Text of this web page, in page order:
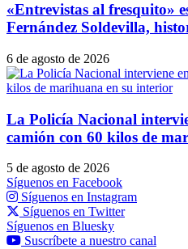
«Entrevistas al fresquito»
Fernández Soldevilla,
6 de agosto de 2026
La Policía Nacional
camión con 60 kilos de
5 de agosto de 2026
Síguenos en Facebook
Síguenos en Instagram
Síguenos en Twitter
Síguenos en Bluesky
Suscríbete a nuestro canal